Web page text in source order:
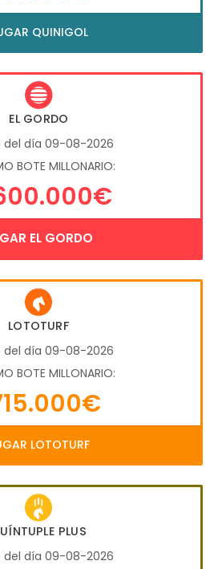
QUINIGOL
EL GORDO
del día 09-08-2026
BOTE MILLONARIO:
EL GORDO
LOTOTURF
del día 09-08-2026
BOTE MILLONARIO:
LOTOTURF
PLUS
del día 09-08-2026